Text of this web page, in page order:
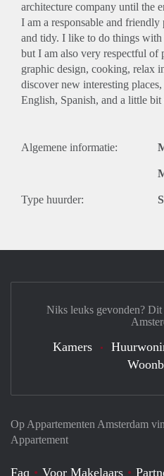
architecture company until the
I am a responsable and
and tidy. I like to do things
but I am also very respectful of
graphic design, cooking, relax
discover new interesting
English, Spanish, and a little bit
Algemene informatie:
Type huurder:
Op Appartementen Amsterdam
Appartement
Faq Voor Makelaars
Niks leuks gevonden? Dit
Kamers